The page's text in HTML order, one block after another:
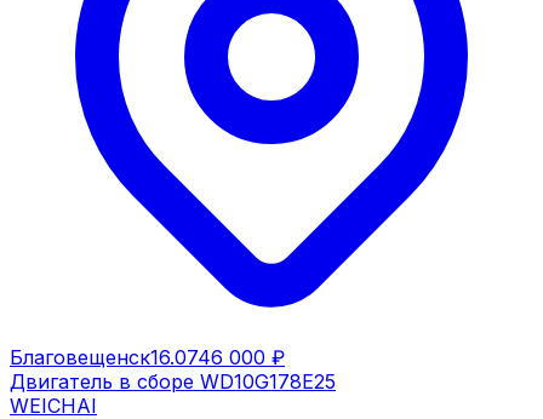
Благовещенск16.0746 000 ₽
Двигатель в сборе WD10G178E25
WEICHAI